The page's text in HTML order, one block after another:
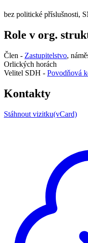
bez politické příslušnosti,
Role v org.
Člen - Zastupitelstvo,
Orlických horách
Velitel SDH - Povodňová
Kontakty
Stáhnout vizitku(vCard)